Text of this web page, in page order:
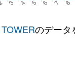
のデータ